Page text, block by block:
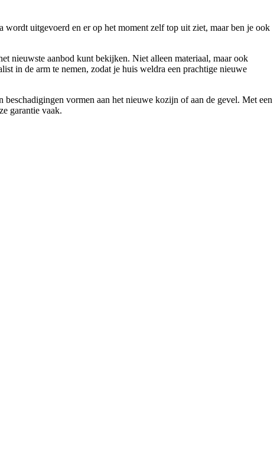
uitgevoerd en er op het moment zelf top uit ziet, maar ben je ook
nieuwste aanbod kunt bekijken. Niet alleen materiaal, maar ook
in de arm te nemen, zodat je huis weldra een prachtige nieuwe
vormen aan het nieuwe kozijn of aan de gevel. Met een
garantie vaak.